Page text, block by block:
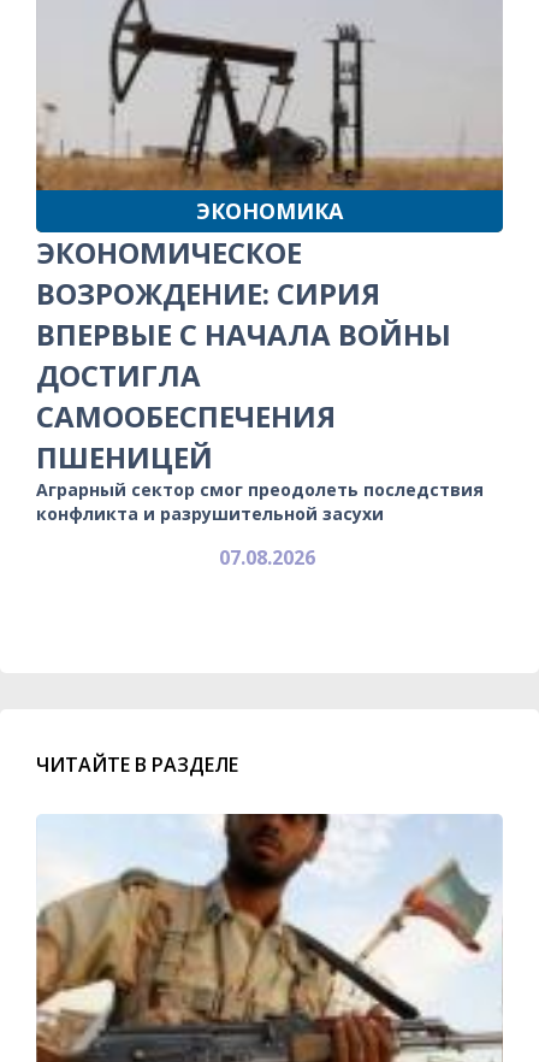
ЭКОНОМИКА
ЭКОНОМИЧЕСКОЕ
ВОЗРОЖДЕНИЕ: СИРИЯ
ВПЕРВЫЕ С НАЧАЛА ВОЙНЫ
ДОСТИГЛА
САМООБЕСПЕЧЕНИЯ
ПШЕНИЦЕЙ
Аграрный сектор смог преодолеть последствия
конфликта и разрушительной засухи
07.08.2026
ЧИТАЙТЕ В РАЗДЕЛЕ